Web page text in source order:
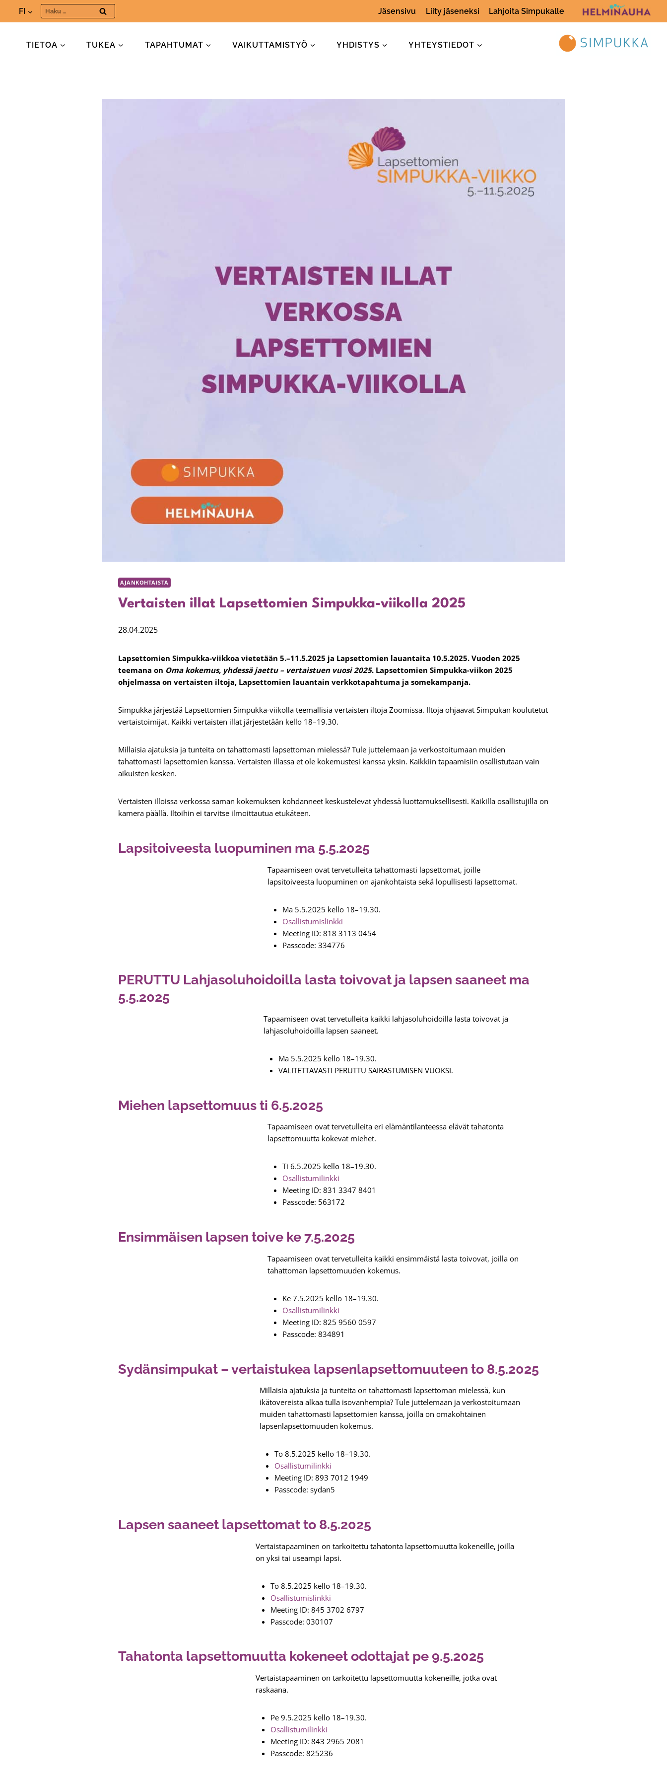
FI Haku: Jäsensivu Liity jäseneksi Lahjoita Simpukalle
TIETOA TUKEA TAPAHTUMAT VAIKUTTAMISTYÖ YHDISTYS YHTEYSTIEDOT
AJANKOHTAISTA
Vertaisten illat Lapsettomien Simpukka-viikolla 2025
28.04.2025
Lapsettomien Simpukka-viikkoa vietetään 5.–11.5.2025 ja Lapsettomien lauantaita 10.5.2025. Vuoden 2025
teemana on Oma kokemus, yhdessä jaettu – vertaistuen vuosi 2025. Lapsettomien Simpukka-viikon 2025
ohjelmassa on vertaisten iltoja, Lapsettomien lauantain verkkotapahtuma ja somekampanja.
Simpukka järjestää Lapsettomien Simpukka-viikolla teemallisia vertaisten iltoja Zoomissa. Iltoja ohjaavat Simpukan koulutetut
vertaistoimijat. Kaikki vertaisten illat järjestetään kello 18–19.30.
Millaisia ajatuksia ja tunteita on tahattomasti lapsettoman mielessä? Tule juttelemaan ja verkostoitumaan muiden
tahattomasti lapsettomien kanssa. Vertaisten illassa et ole kokemustesi kanssa yksin. Kaikkiin tapaamisiin osallistutaan vain
aikuisten kesken.
Vertaisten illoissa verkossa saman kokemuksen kohdanneet keskustelevat yhdessä luottamuksellisesti. Kaikilla osallistujilla on
kamera päällä. Iltoihin ei tarvitse ilmoittautua etukäteen.
Lapsitoiveesta luopuminen ma 5.5.2025
Tapaamiseen ovat tervetulleita tahattomasti lapsettomat, joille
lapsitoiveesta luopuminen on ajankohtaista sekä lopullisesti lapsettomat.
Ma 5.5.2025 kello 18–19.30.
Osallistumislinkki
Meeting ID: 818 3113 0454
Passcode: 334776
PERUTTU Lahjasoluhoidoilla lasta toivovat ja lapsen saaneet ma
5.5.2025
Tapaamiseen ovat tervetulleita kaikki lahjasoluhoidoilla lasta toivovat ja
lahjasoluhoidoilla lapsen saaneet.
Ma 5.5.2025 kello 18–19.30.
VALITETTAVASTI PERUTTU SAIRASTUMISEN VUOKSI.
Miehen lapsettomuus ti 6.5.2025
Tapaamiseen ovat tervetulleita eri elämäntilanteessa elävät tahatonta
lapsettomuutta kokevat miehet.
Ti 6.5.2025 kello 18–19.30.
Osallistumilinkki
Meeting ID: 831 3347 8401
Passcode: 563172
Ensimmäisen lapsen toive ke 7.5.2025
Tapaamiseen ovat tervetulleita kaikki ensimmäistä lasta toivovat, joilla on
tahattoman lapsettomuuden kokemus.
Ke 7.5.2025 kello 18–19.30.
Osallistumilinkki
Meeting ID: 825 9560 0597
Passcode: 834891
Sydänsimpukat – vertaistukea lapsenlapsettomuuteen to 8.5.2025
Millaisia ajatuksia ja tunteita on tahattomasti lapsettoman mielessä, kun
ikätovereista alkaa tulla isovanhempia? Tule juttelemaan ja verkostoitumaan
muiden tahattomasti lapsettomien kanssa, joilla on omakohtainen
lapsenlapsettomuuden kokemus.
To 8.5.2025 kello 18–19.30.
Osallistumilinkki
Meeting ID: 893 7012 1949
Passcode: sydan5
Lapsen saaneet lapsettomat to 8.5.2025
Vertaistapaaminen on tarkoitettu tahatonta lapsettomuutta kokeneille, joilla
on yksi tai useampi lapsi.
To 8.5.2025 kello 18–19.30.
Osallistumislinkki
Meeting ID: 845 3702 6797
Passcode: 030107
Tahatonta lapsettomuutta kokeneet odottajat pe 9.5.2025
Vertaistapaaminen on tarkoitettu lapsettomuutta kokeneille, jotka ovat
raskaana.
Pe 9.5.2025 kello 18–19.30.
Osallistumilinkki
Meeting ID: 843 2965 2081
Passcode: 825236